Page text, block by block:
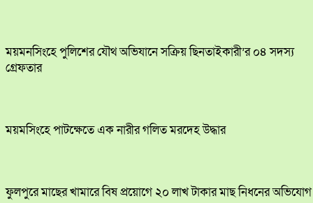
ময়মনসিংহে পুলিশের যৌথ অভিযানে সক্রিয় ছিনতাইকারী’র ০৪ সদস্য
গ্রেফতার
ময়মসিংহে পাটক্ষেতে এক নারীর গলিত মরদেহ উদ্ধার
ফুলপুরে মাছের খামারে বিষ প্রয়োগে ২০ লাখ টাকার মাছ নিধনের অভিযোগ